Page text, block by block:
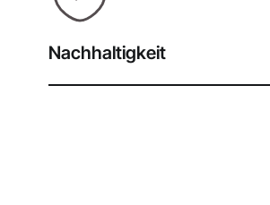
Nachhaltigkeit